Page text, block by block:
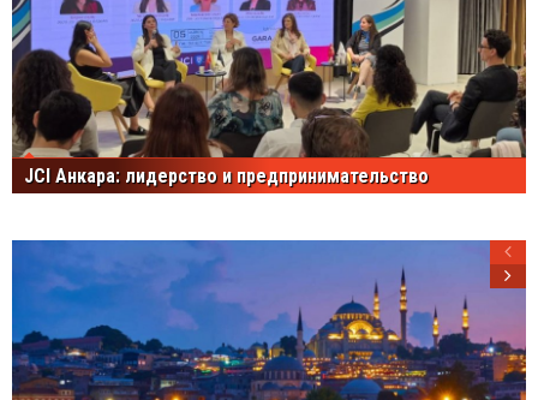
JCI Анкара: лидерство и предпринимательство